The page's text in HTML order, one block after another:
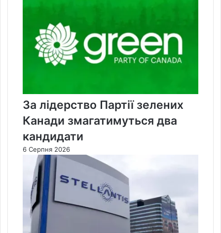
За лідерство Партії зелених
Канади змагатимуться два
кандидати
6 Серпня 2026